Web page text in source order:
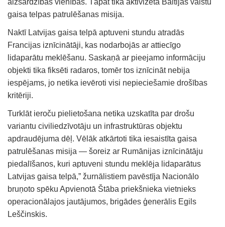
gaisa telpas patrulēšanas misija.
Naktī Latvijas gaisa telpā aptuveni stundu atradās
Francijas iznīcinātāji, kas nodarbojās ar attiecīgo
lidaparātu meklēšanu. Saskaņā ar pieejamo informāciju
objekti tika fiksēti radaros, tomēr tos iznīcināt nebija
iespējams, jo netika ievēroti visi nepieciešamie drošības
kritēriji.
Turklāt ieroču pielietošana netika uzskatīta par drošu
variantu civiliedzīvotāju un infrastruktūras objektu
apdraudējuma dēļ. Vēlāk atkārtoti tika iesaistīta gaisa
patrulēšanas misija — šoreiz ar Rumānijas iznīcinātāju
piedalīšanos, kuri aptuveni stundu meklēja lidaparātus
Latvijas gaisa telpā,” žurnālistiem pavēstīja Nacionālo
bruņoto spēku Apvienotā Štāba priekšnieka vietnieks
operacionālajos jautājumos, brigādes ģenerālis Egils
Leščinskis.